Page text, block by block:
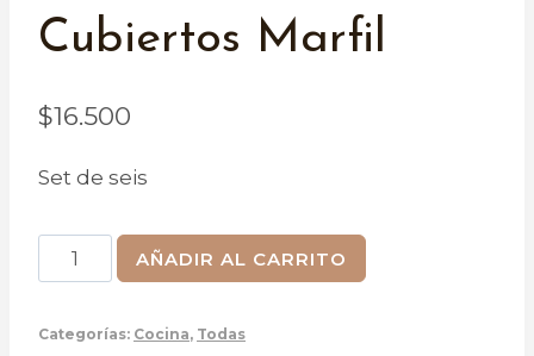
Cubiertos Marfil
$16.500
Set de seis
Cubiertos
Marfil
AÑADIR AL CARRITO
Categorías: Cocina, Todas